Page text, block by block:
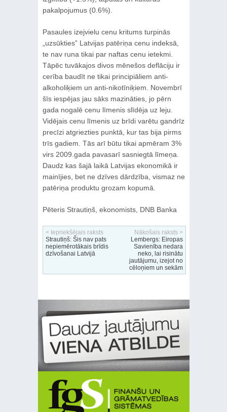
pakalpojumus (0.6%).
Pasaules izejvielu cenu kritums turpinās
„uzsūkties” Latvijas patēriņa cenu indeksā,
te nav runa tikai par naftas cenu ietekmi.
Tāpēc tuvākajos divos mēnešos deflāciju ir
cerība baudīt ne tikai principiāliem anti-
alkoholiķiem un anti-nikotīniķiem. Novembrī
šīs iespējas jau sāks mazināties, jo pērn
gada nogalē cenu līmenis slīdēja uz leju.
Vidējais cenu līmenis uz brīdi varētu gandrīz
precīzi atgriezties punktā, kur tas bija pirms
trīs gadiem. Tās arī būtu tikai apmēram 3%
virs 2009.gada pavasarī sasniegtā līmeņa.
Daudz kas šajā laikā Latvijas ekonomikā ir
mainījies, bet ne dzīves dārdzība, vismaz ne
patēriņa produktu grozam kopumā.
Pēteris Strautiņš, ekonomists, DNB Banka
< Iepriekšējais raksts
Strautiņš: Šis nav pats
nepiemērotākais brīdis
dzīvošanai Latvijā
Nākošais raksts >
Lembergs: Eiropas
Savienība nedara
neko, lai risinātu
jautājumu, izejot no
cēloņiem un sekām